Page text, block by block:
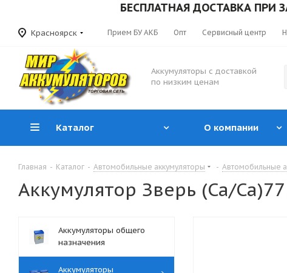
БЕСПЛАТНАЯ ДОСТАВКА ПРИ
Красноярск Прием БУ АКБ Опт Сервисный центр
Аккумуляторы с доставкой
по низким ценам
Каталог О компании
Главная - Каталог - Автомобильные аккумуляторы - Автомобильные
Аккумулятор Зверь (Ca/
Аккумуляторы общего
назначения
Аккумуляторы